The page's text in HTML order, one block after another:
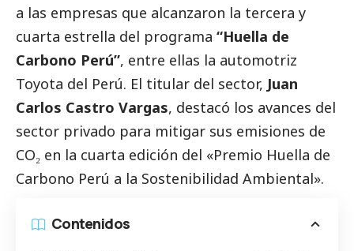
a las empresas que alcanzaron la tercera y
cuarta estrella del programa “Huella de
Carbono Perú”, entre ellas la automotriz
Toyota del Perú. El titular del sector, Juan
Carlos Castro Vargas, destacó los avances del
sector privado para mitigar sus emisiones de
CO₂ en la cuarta edición del «Premio Huella de
Carbono Perú a la Sostenibilidad Ambiental».
Contenidos